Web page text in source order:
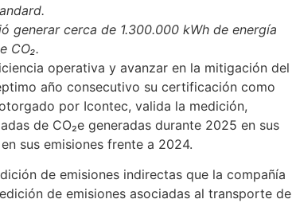
generar cerca de 1.300.000 kWh de energía
CO₂.
operativa y avanzar en la mitigación del
año consecutivo su certificación como
por Icontec, valida la medición,
de CO₂e generadas durante 2025 en sus
sus emisiones frente a 2024.
de emisiones indirectas que la compañía
de emisiones asociadas al transporte de